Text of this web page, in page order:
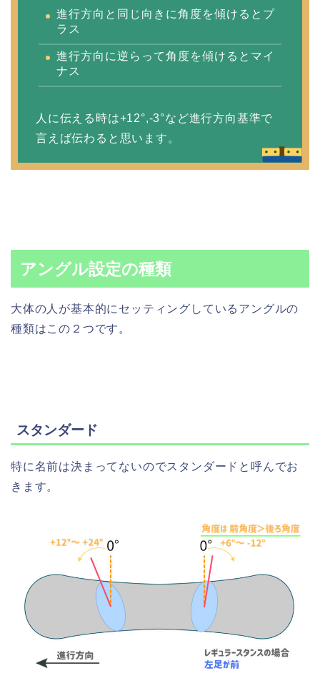
進行方向と同じ向きに角度を傾けるとプ
ラス
進行方向に逆らって角度を傾けるとマイ
ナス
人に伝える時は+12°,-3°など進行方向基準で
言えば伝わると思います。
アングル設定の種類
大体の人が基本的にセッティングしているアングルの
種類はこの２つです。
スタンダード
特に名前は決まってないのでスタンダードと呼んでお
きます。